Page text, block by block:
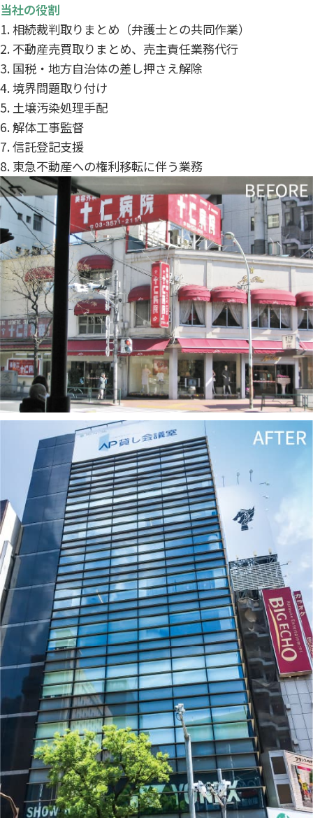
当社の役割
相続裁判取りまとめ（弁護士との共同作業）
不動産売買取りまとめ、売主責任業務代行
国税・地方自治体の差し押さえ解除
境界問題取り付け
土壌汚染処理手配
解体工事監督
信託登記支援
東急不動産への権利移転に伴う業務